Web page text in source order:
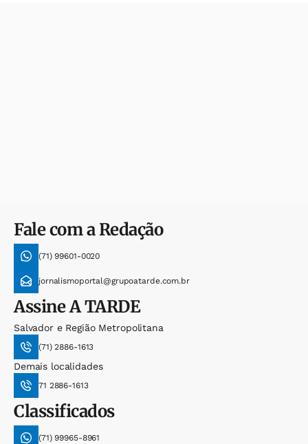
Fale com a Redação
(71) 99601-0020
jornalismoportal@grupoatarde.com.br
AssineA TARDE
Salvador e Região Metropolitana
(71) 2886-1613
Demais localidades
71 2886-1613
Classificados
(71) 99965-8961